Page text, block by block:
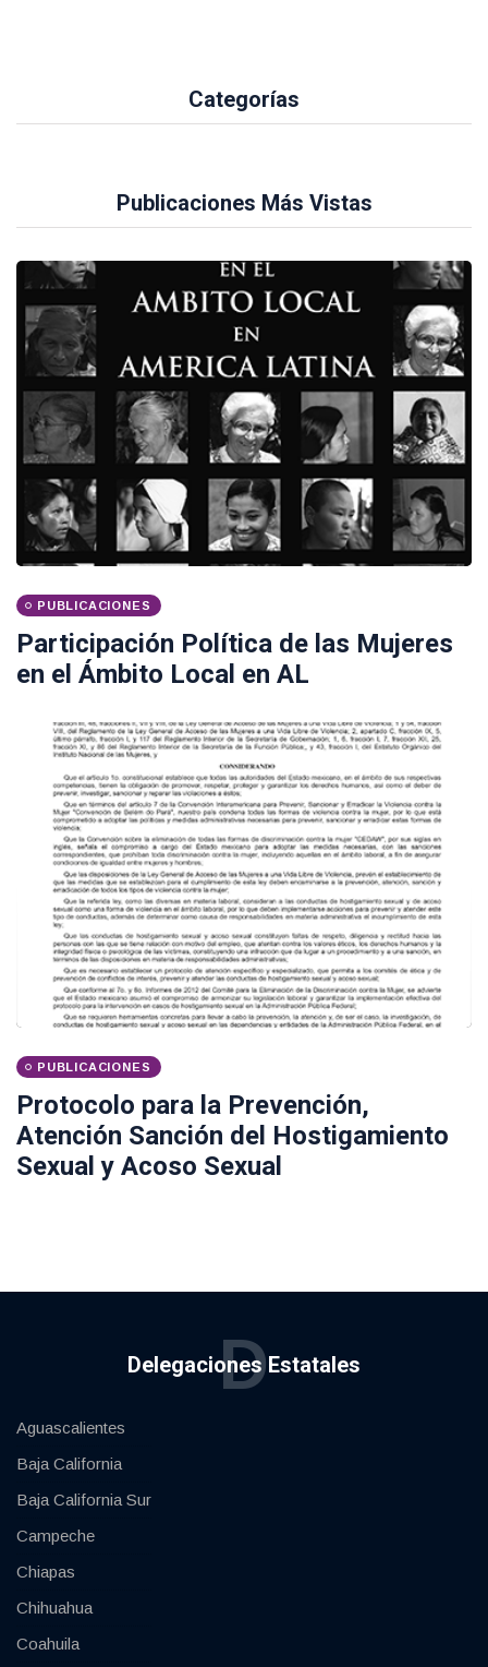
Categorías
Publicaciones Más Vistas
PUBLICACIONES
Participación Política de las Mujeres
en el Ámbito Local en AL
PUBLICACIONES
Protocolo para la Prevención,
Atención Sanción del Hostigamiento
Sexual y Acoso Sexual
Delegaciones Estatales
D
Aguascalientes
Baja California
Baja California Sur
Campeche
Chiapas
Chihuahua
Coahuila